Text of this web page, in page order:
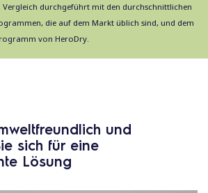
durchgeführt mit den durchschnittlichen
die auf dem Markt üblich sind, und dem
von HeroDry.
und
sich für eine
Lösung